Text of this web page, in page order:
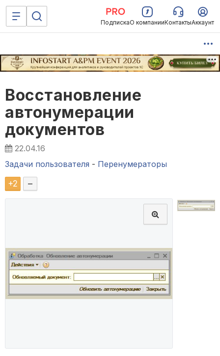
ПодпискаО компанииКонтактыАккаунт
Восстановление
автонумерации
документов
22.04.16
Задачи пользователя - Перенумераторы
+2 –